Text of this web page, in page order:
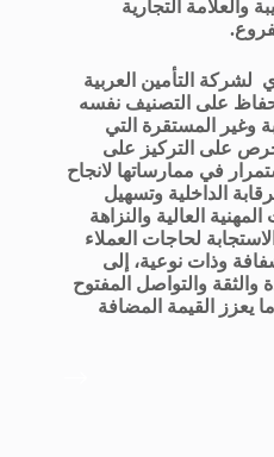
والعلامة التجارية
لشركة التأمين العربية
على التصنيف نفسه
وغير المستقرة التي
على التركيز على
في ممارساتها لانجاح
الداخلية وتسهيل
العالية والنزاهة
لحاجات العملاء
وذات نوعية، إلى
والتواصل المفتوح
ما يعزز القيمة المضافة